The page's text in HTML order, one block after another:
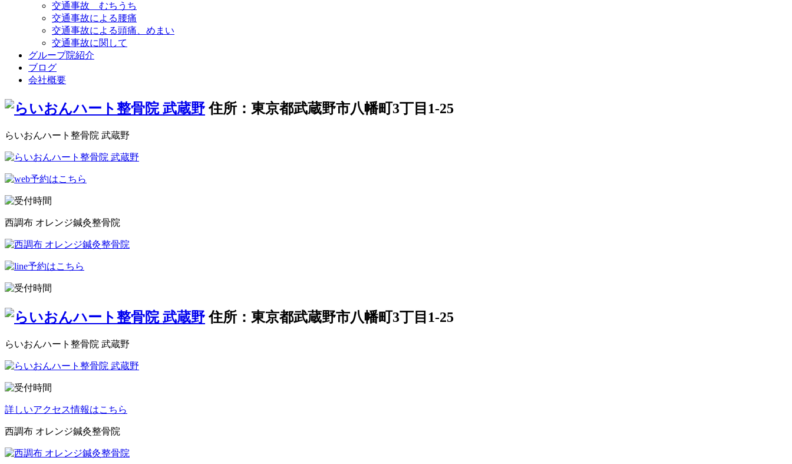
交通事故 むちうち
交通事故による腰痛
交通事故による頭痛、めまい
交通事故に関して
グループ院紹介
ブログ
会社概要
住所：東京都武蔵野市八幡町3丁目1-25
らいおんハート整骨院 武蔵野
西調布 オレンジ鍼灸整骨院
住所：東京都武蔵野市八幡町3丁目1-25
らいおんハート整骨院 武蔵野
詳しいアクセス情報はこちら
西調布 オレンジ鍼灸整骨院